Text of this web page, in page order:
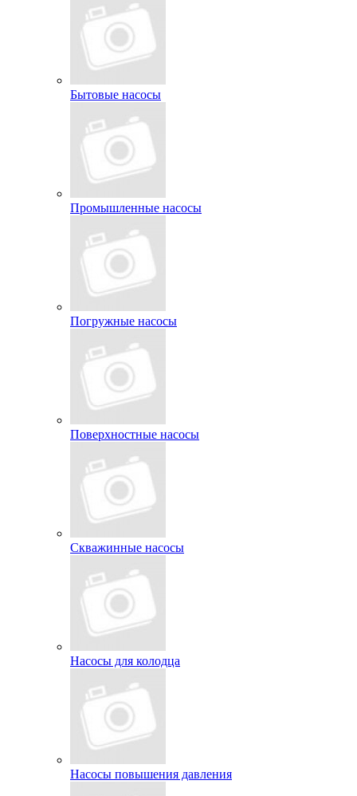
Бытовые насосы
Промышленные насосы
Погружные насосы
Поверхностные насосы
Скважинные насосы
Насосы для колодца
Насосы повышения давления